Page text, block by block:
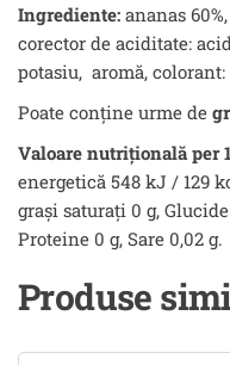
Ingrediente: ananas
corector de aciditate:
potasiu, aromă,
Poate conţine urme de
Valoare nutrițională per
energetică 548 kJ / 129
grași saturați 0 g,
Proteine 0 g, Sare 0,02 g.
Produse